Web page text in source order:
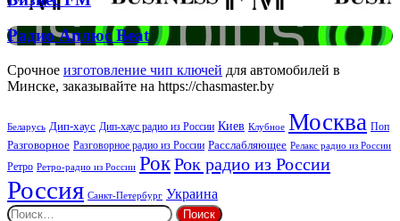
Радио
Аплюс
Beat
Радио Аплюс Beat
Срочное изготовление чип ключей для автомобилей в
Минске, заказывайте на https://chasmaster.by
Беларусь Дип-хаус Дип-хаус радио из России Киев Клубное Москва Поп
Разговорное Разговорное радио из России Расслабляющее Релакс радио из России
Ретро Ретро-радио из России РокРок радио из России
Россия Санкт-Петербург Украина
Найти: